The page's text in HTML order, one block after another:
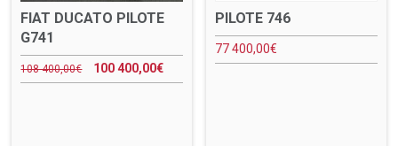
FIAT DUCATO PILOTE
G741
108 400,00€ 100 400,00€
PILOTE 746
77 400,00€